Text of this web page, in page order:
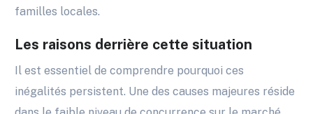
familles locales.
Les raisons derrière cette situation
Il est essentiel de comprendre pourquoi ces
inégalités persistent. Une des causes majeures réside